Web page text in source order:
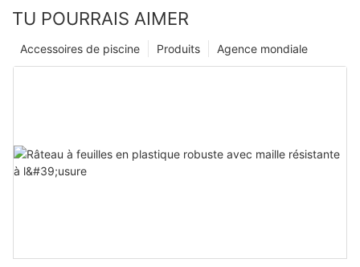
TU POURRAIS AIMER
Agence mondiale
Produits
Accessoires de piscine